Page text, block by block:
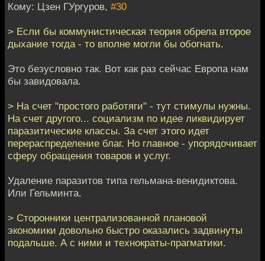
Кому: Цзен ГУргуров, #30
> Если бы коммунистическая теория обрела второе
дыхание тогда - то вполне могли бы обогнать.
Это безусловно так. Вот как раз сейчас Европа нам
бы завидовала.
> На счет "простого работяги" - тут стимулы нужны.
На счет другого... социализм по идее ликвидирует
паразитические классы. За счет этого идет
перераспределение благ. Но главное - упорядочивает
сферу обращения товаров и услуг.
Удаление паразитов типа гельмана-венидиктова.
Или Гельминта.
> Сторонники централизованной плановой
экономики довольно быстро оказались задвинуты
подальше. А с ними и технократы-прагматики.